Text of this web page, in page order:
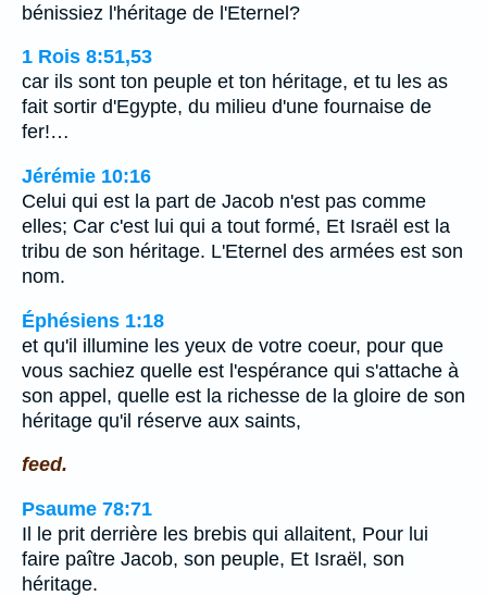
bénissiez l'héritage de l'Eternel?
1 Rois 8:51,53
car ils sont ton peuple et ton héritage, et tu les as
fait sortir d'Egypte, du milieu d'une fournaise de
fer!…
Jérémie 10:16
Celui qui est la part de Jacob n'est pas comme
elles; Car c'est lui qui a tout formé, Et Israël est la
tribu de son héritage. L'Eternel des armées est son
nom.
Éphésiens 1:18
et qu'il illumine les yeux de votre coeur, pour que
vous sachiez quelle est l'espérance qui s'attache à
son appel, quelle est la richesse de la gloire de son
héritage qu'il réserve aux saints,
feed.
Psaume 78:71
Il le prit derrière les brebis qui allaitent, Pour lui
faire paître Jacob, son peuple, Et Israël, son
héritage.